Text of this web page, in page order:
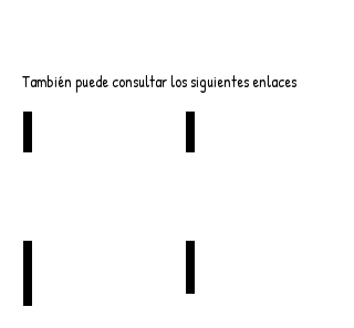
También puede consultar los siguientes enlaces